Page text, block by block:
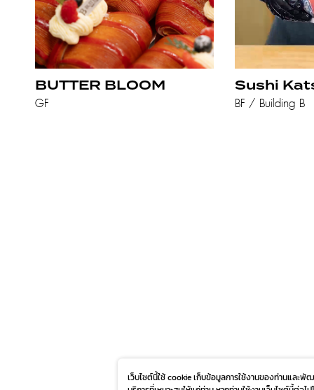
เว็บไซต์นี้ใช้ cookie เก็บข้อมูลการใช้งานของท่านและ
BUTTER BLOOM
GF
Sushi
BF / Building B